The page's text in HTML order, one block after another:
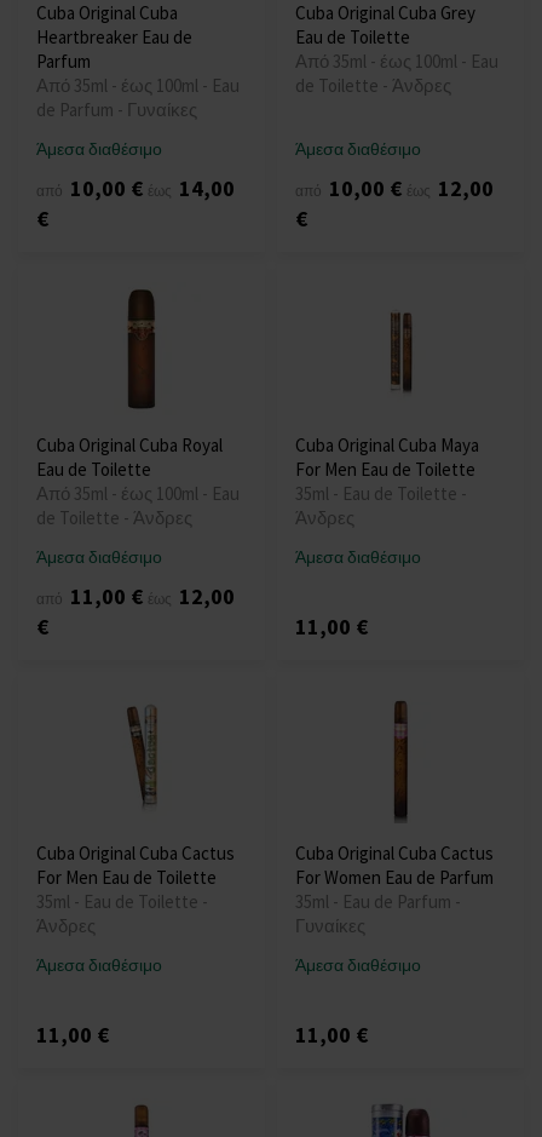
Cuba Original Cuba
Heartbreaker Eau de
Parfum
Από 35ml - έως 100ml - Eau
de Parfum - Γυναίκες
Άμεσα διαθέσιμο
από 10,00 € έως 14,00
€
Cuba Original Cuba Grey
Eau de Toilette
Από 35ml - έως 100ml - Eau
de Toilette - Άνδρες
Άμεσα διαθέσιμο
από 10,00 € έως 12,00
€
Cuba Original Cuba Royal
Eau de Toilette
Από 35ml - έως 100ml - Eau
de Toilette - Άνδρες
Άμεσα διαθέσιμο
από 11,00 € έως 12,00
€
Cuba Original Cuba Maya
For Men Eau de Toilette
35ml - Eau de Toilette -
Άνδρες
Άμεσα διαθέσιμο
11,00 €
Cuba Original Cuba Cactus
For Men Eau de Toilette
35ml - Eau de Toilette -
Άνδρες
Άμεσα διαθέσιμο
11,00 €
Cuba Original Cuba Cactus
For Women Eau de Parfum
35ml - Eau de Parfum -
Γυναίκες
Άμεσα διαθέσιμο
11,00 €